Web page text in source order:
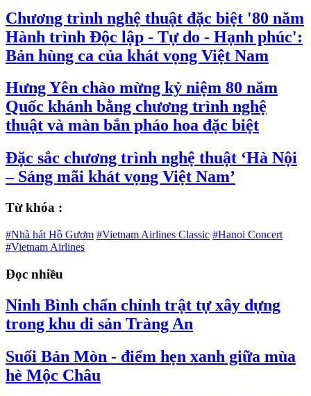
Chương trình nghệ thuật đặc biệt '80 năm
Hành trình Độc lập - Tự do - Hạnh phúc':
Bản hùng ca của khát vọng Việt Nam
Hưng Yên chào mừng kỷ niệm 80 năm
Quốc khánh bằng chương trình nghệ
thuật và màn bắn pháo hoa đặc biệt
Đặc sắc chương trình nghệ thuật ‘Hà Nội
– Sáng mãi khát vọng Việt Nam’
Từ khóa :
#Nhà hát Hồ Gươm #Vietnam Airlines Classic #Hanoi Concert
#Vietnam Airlines
Đọc nhiều
Ninh Bình chấn chỉnh trật tự xây dựng
trong khu di sản Tràng An
Suối Bản Mòn - điểm hẹn xanh giữa mùa
hè Mộc Châu